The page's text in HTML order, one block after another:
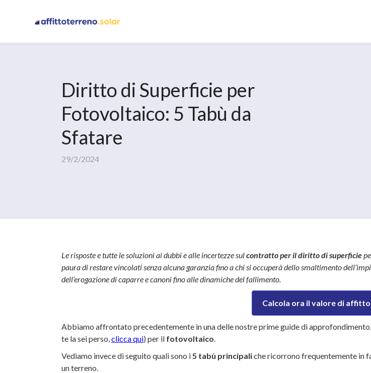
Diritto di Superficie per
Fotovoltaico: 5 Tabù da
Sfatare
29/2/2024
Le risposte e tutte le soluzioni ai dubbi e alle incertezze sulcontratto per il diritto di superficie
paura di restare vincolati senza alcuna garanzia fino a chi si occuperà dello smaltimento
dell’erogazione di caparre e canoni fino alle dinamiche del fallimento.
Calcola ora il valore di
Abbiamo affrontato precedentemente in una delle nostre prime guide di
te la sei perso,clicca qui) per il fotovoltaico.
Vediamo invece di seguito quali sono i5 tabù principaliche ricorrono frequentemente in
un terreno.